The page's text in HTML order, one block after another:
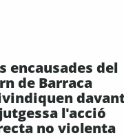
encausades del
de Barraca
l'acció
no violenta